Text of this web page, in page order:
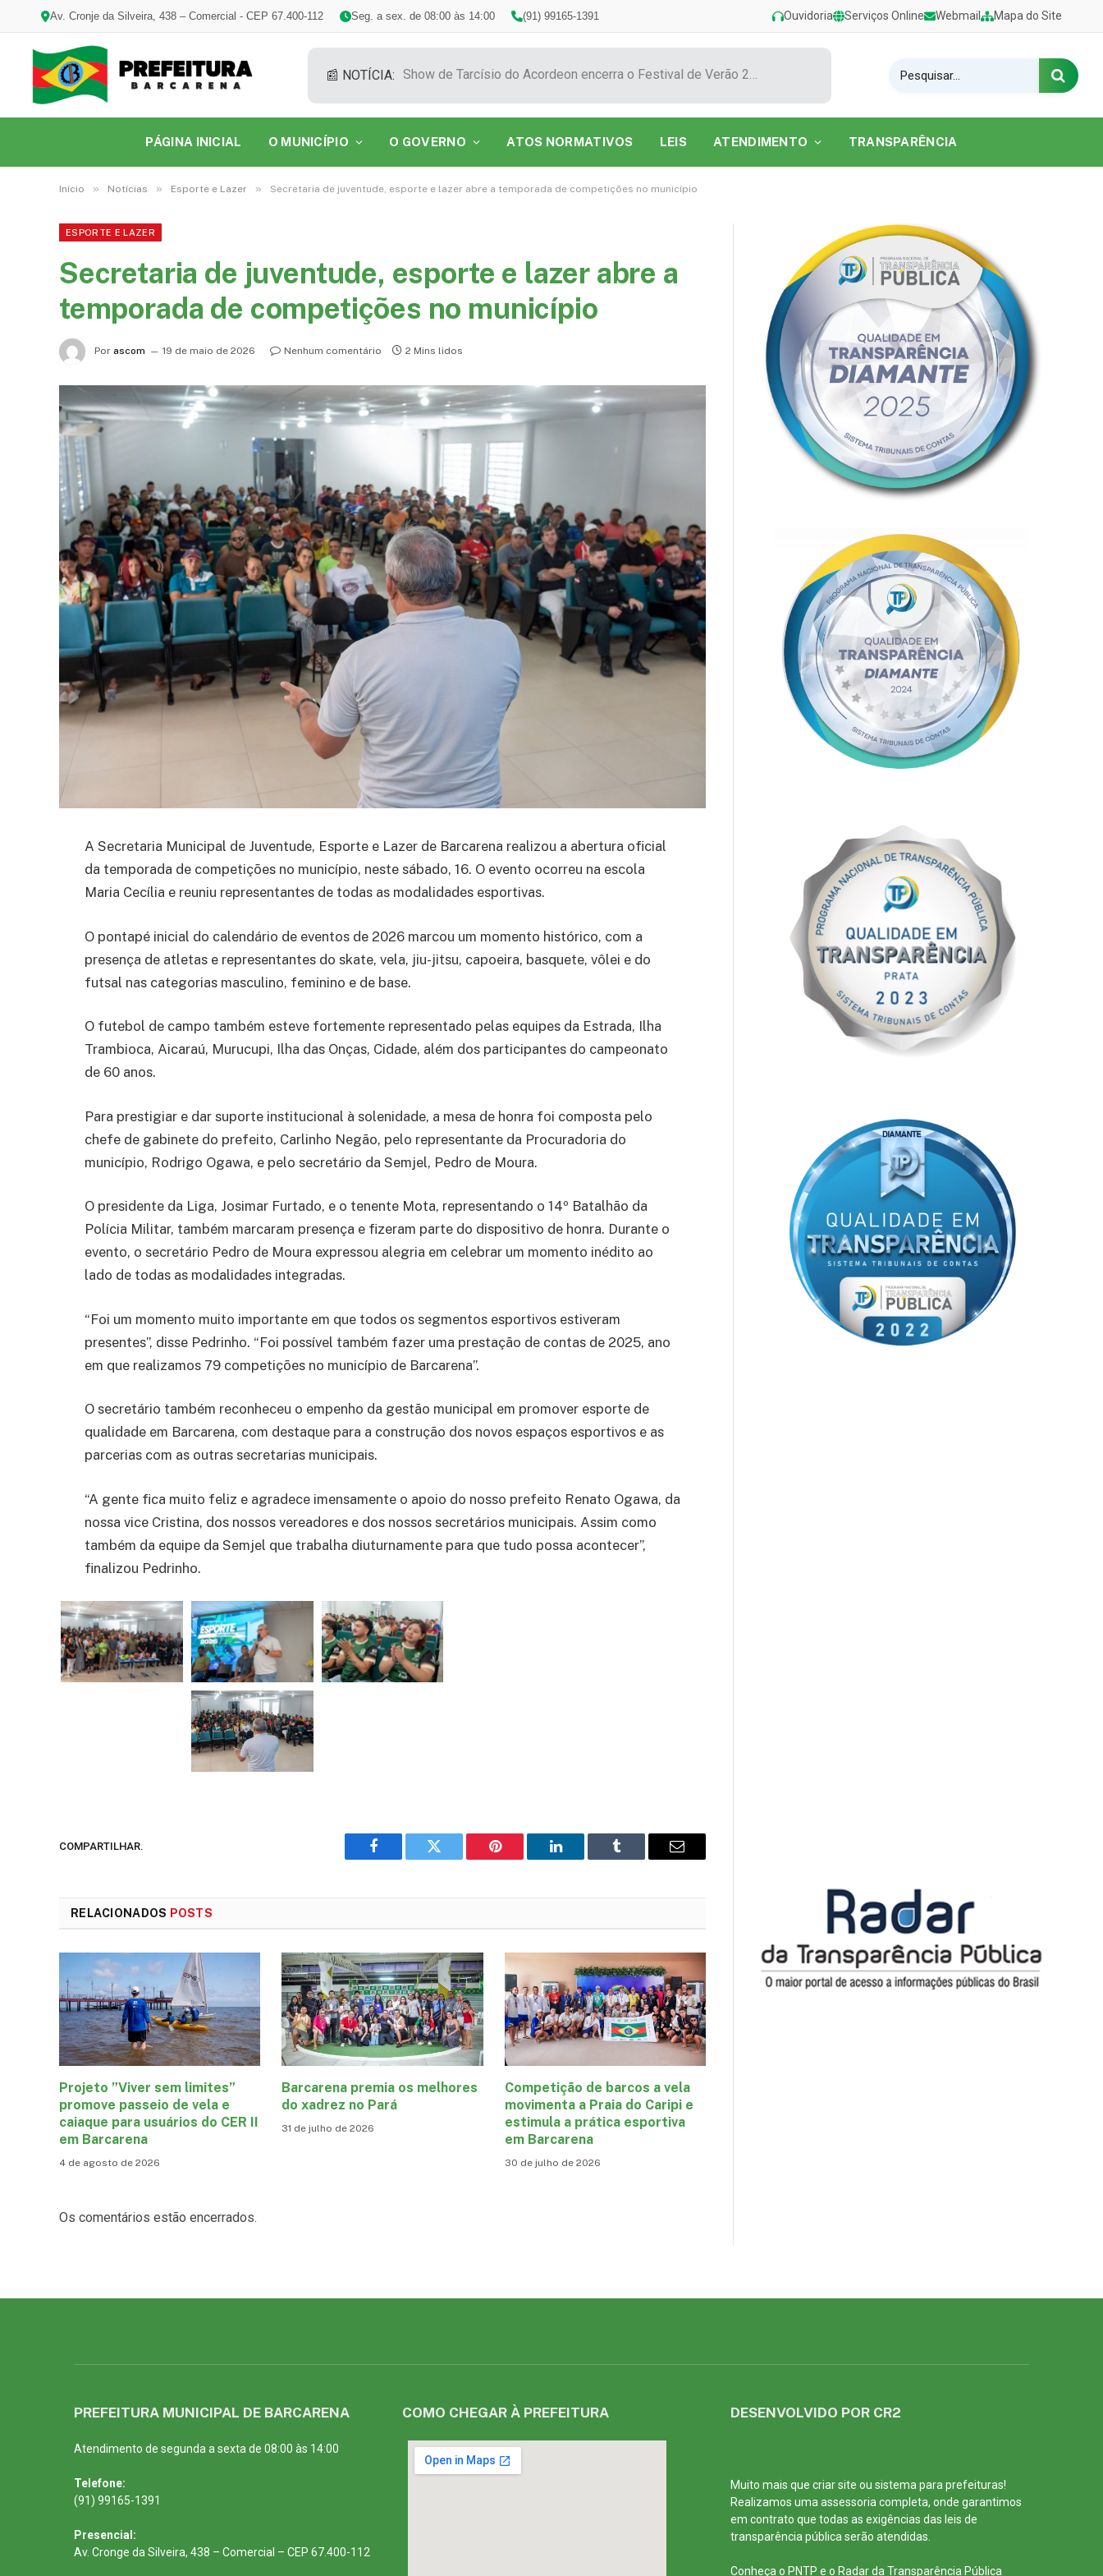
Av. Cronje da Silveira, 438 – Comercial - CEP 67.400-112 Seg. a sex. de 08:00 às 14:00 (91) 99165-1391 Ouvidoria Serviços Online Webmail Mapa do Site
📰 NOTÍCIA: Show de Tarcísio do Acordeon encerra o Festival de Verão 2026 na Praia do Caripi
PÁGINA INICIAL O MUNICÍPIO O GOVERNO ATOS NORMATIVOS LEIS ATENDIMENTO TRANSPARÊNCIA
Início » Notícias » Esporte e Lazer » Secretaria de juventude, esporte e lazer abre a temporada de competições no município
ESPORTE E LAZER
Secretaria de juventude, esporte e lazer abre a
temporada de competições no município
Por ascom 19 de maio de 2026 Nenhum comentário 2 Mins lidos
A Secretaria Municipal de Juventude, Esporte e Lazer de Barcarena realizou a abertura oficial
da temporada de competições no município, neste sábado, 16. O evento ocorreu na escola
Maria Cecília e reuniu representantes de todas as modalidades esportivas.
O pontapé inicial do calendário de eventos de 2026 marcou um momento histórico, com a
presença de atletas e representantes do skate, vela, jiu-jitsu, capoeira, basquete, vôlei e do
futsal nas categorias masculino, feminino e de base.
O futebol de campo também esteve fortemente representado pelas equipes da Estrada, Ilha
Trambioca, Aicaraú, Murucupi, Ilha das Onças, Cidade, além dos participantes do campeonato
de 60 anos.
Para prestigiar e dar suporte institucional à solenidade, a mesa de honra foi composta pelo
chefe de gabinete do prefeito, Carlinho Negão, pelo representante da Procuradoria do
município, Rodrigo Ogawa, e pelo secretário da Semjel, Pedro de Moura.
O presidente da Liga, Josimar Furtado, e o tenente Mota, representando o 14º Batalhão da
Polícia Militar, também marcaram presença e fizeram parte do dispositivo de honra. Durante o
evento, o secretário Pedro de Moura expressou alegria em celebrar um momento inédito ao
lado de todas as modalidades integradas.
“Foi um momento muito importante em que todos os segmentos esportivos estiveram
presentes”, disse Pedrinho. “Foi possível também fazer uma prestação de contas de 2025, ano
em que realizamos 79 competições no município de Barcarena”.
O secretário também reconheceu o empenho da gestão municipal em promover esporte de
qualidade em Barcarena, com destaque para a construção dos novos espaços esportivos e as
parcerias com as outras secretarias municipais.
“A gente fica muito feliz e agradece imensamente o apoio do nosso prefeito Renato Ogawa, da
nossa vice Cristina, dos nossos vereadores e dos nossos secretários municipais. Assim como
também da equipe da Semjel que trabalha diuturnamente para que tudo possa acontecer”,
finalizou Pedrinho.
COMPARTILHAR.
Facebook Twitter Pinterest LinkedIn Tumblr
E-
RELACIONADOS POSTS
Projeto ”Viver sem limites”
promove passeio de vela e
caiaque para usuários do CER II
em Barcarena
4 de agosto de 2026
Barcarena premia os melhores
do xadrez no Pará
31 de julho de 2026
Competição de barcos a vela
movimenta a Praia do Caripi e
estimula a prática esportiva
em Barcarena
30 de julho de 2026
Os comentários estão encerrados.
PREFEITURA MUNICIPAL DE BARCARENA
Atendimento de segunda a sexta de 08:00 às 14:00
Telefone:
(91) 99165-1391
Presencial:
Av. Cronge da Silveira, 438 – Comercial – CEP 67.400-112
COMO CHEGAR À PREFEITURA DESENVOLVIDO POR CR2
Muito mais que criar site ou sistema para prefeituras!
Realizamos uma assessoria completa, onde garantimos
em contrato que todas as exigências das leis de
transparência pública serão atendidas.
Conheça o PNTP e o Radar da Transparência Pública